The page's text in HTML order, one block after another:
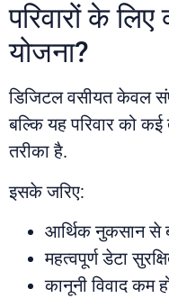
परिवारों के
योजना?
डिजिटल वसीयत केवल
बल्कि यह परिवार को
तरीका है.
इसके जरिए:
आर्थिक नुकसान से
महत्वपूर्ण डेटा
कानूनी विवाद कम